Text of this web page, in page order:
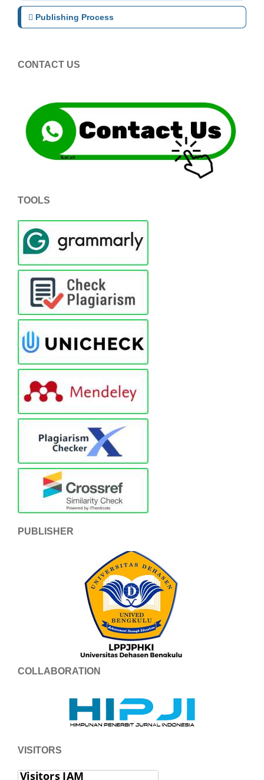
Publishing Process
CONTACT US
TOOLS
PUBLISHER
COLLABORATION
VISITORS